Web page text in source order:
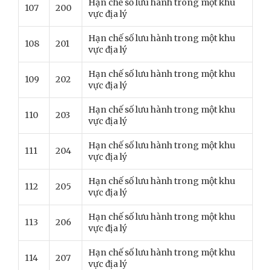
107 200
Hạn chế số lưu hành trong một khu
vực địa lý
108 201
Hạn chế số lưu hành trong một khu
vực địa lý
109 202
Hạn chế số lưu hành trong một khu
vực địa lý
110 203
Hạn chế số lưu hành trong một khu
vực địa lý
111 204
Hạn chế số lưu hành trong một khu
vực địa lý
112 205
Hạn chế số lưu hành trong một khu
vực địa lý
113 206
Hạn chế số lưu hành trong một khu
vực địa lý
114 207
Hạn chế số lưu hành trong một khu
vực địa lý